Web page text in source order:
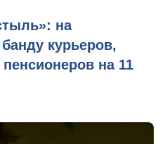
на
курьеров,
на 11